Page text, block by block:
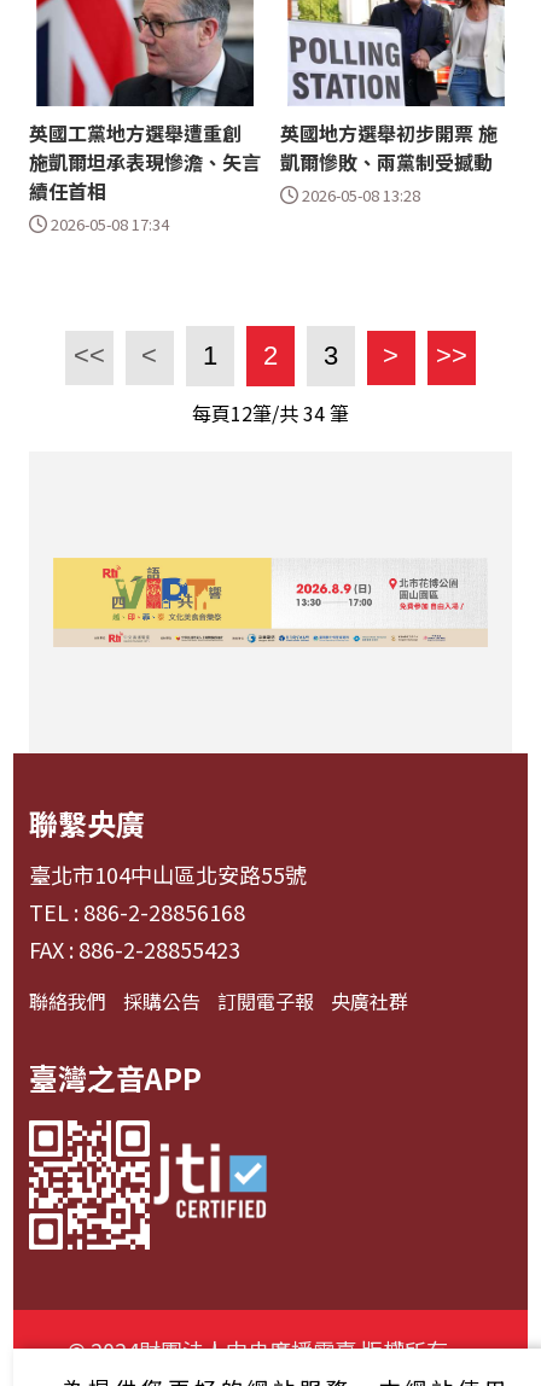
英國工黨地方選舉遭重創
施凱爾坦承表現慘澹、矢言
續任首相
2026-05-08 17:34
英國地方選舉初步開票 施
凱爾慘敗、兩黨制受撼動
2026-05-08 13:28
<< < 1 2 3 > >>
每頁12筆/共34筆
聯繫央廣
臺北市104中山區北安路55號
TEL : 886-2-28856168
FAX : 886-2-28855423
聯絡我們 採購公告 訂閱電子報 央廣社群
臺灣之音APP
© 2024財團法人中央廣播電臺 版權所有